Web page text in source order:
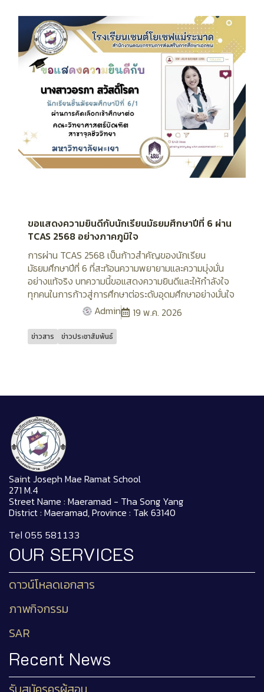
ขอแสดงความยินดีกับนักเรียนมัธยมศึกษาปีที่ 6 ผ่าน
TCAS 2568 อย่างภาคภูมิใจ
การผ่าน TCAS 2568 เป็นก้าวสำคัญของนักเรียน
มัธยมศึกษาปีที่ 6 ที่สะท้อนความพยายามและความมุ่งมั่น
อย่างแท้จริง บทความนี้ขอแสดงความยินดีและให้กำลังใจ
ทุกคนในการก้าวสู่การศึกษาต่อระดับอุดมศึกษาอย่างมั่นใจ
Admin
19 พ.ค. 2026
ข่าวสาร ข่าวประชาสัมพันธ์
Saint Joseph Mae Ramat School
271 M.4
Street Name : Maeramad - Tha Song Yang
District : Maeramad, Province : Tak 63140
Tel 055 581133
OUR SERVICES
ดาวน์โหลดเอกสาร
ภาพกิจกรรม
SAR
Recent News